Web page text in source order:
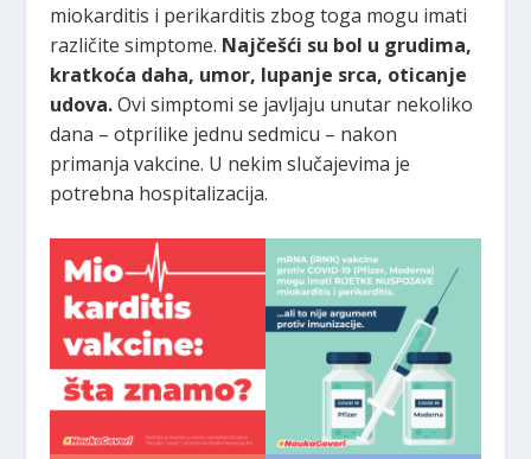
miokarditis i perikarditis zbog toga mogu imati
različite simptome. Najčešći su bol u grudima,
kratkoća daha, umor, lupanje srca, oticanje
udova.Ovi simptomi se javljaju unutar nekoliko
dana – otprilike jednu sedmicu – nakon
primanja vakcine. U nekim slučajevima je
potrebna hospitalizacija.